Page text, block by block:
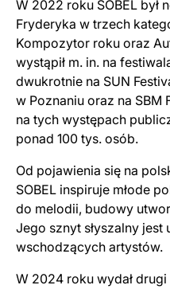
W 2022 roku SOBEL był
Fryderyka w trzech
Kompozytor roku oraz
wystąpił m. in. na
dwukrotnie na SUN
w Poznaniu oraz na SBM
na tych występach
ponad 100 tys. osób.
Od pojawienia się na
SOBEL inspiruje młode
do melodii, budowy
Jego sznyt słyszalny
wschodzących artystów.
W 2024 roku wydał